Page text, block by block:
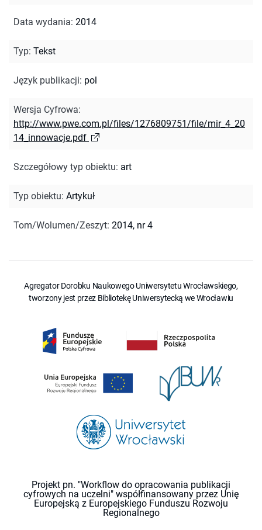
Data wydania: 2014
Typ: Tekst
Język publikacji: pol
Wersja Cyfrowa:
http://www.pwe.com.pl/files/1276809751/file/mir_4_20
14_innowacje.pdf
Szczegółowy typ obiektu: art
Typ obiektu: Artykuł
Tom/Wolumen/Zeszyt: 2014, nr 4
Agregator Dorobku Naukowego Uniwersytetu Wrocławskiego,
tworzony jest przez Bibliotekę Uniwersytecką we Wrocławiu
Projekt pn. "Workflow do opracowania publikacji
cyfrowych na uczelni" współfinansowany przez Unię
Europejską z Europejskiego Funduszu Rozwoju
Regionalnego